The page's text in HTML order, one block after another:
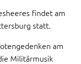
findet am
statt.
am
Militärmusik